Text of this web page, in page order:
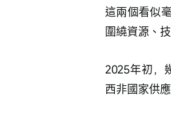
這兩個看似
圍繞資源、
2025年初，
西非國家供